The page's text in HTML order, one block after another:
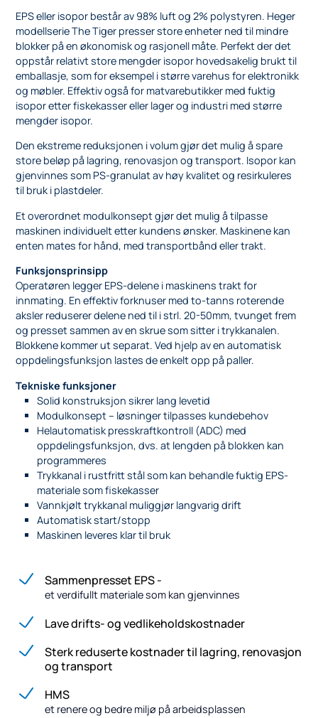
EPS eller isopor består av 98% luft og 2% polystyren. Heger
modellserie The Tiger presser store enheter ned til mindre
blokker på en økonomisk og rasjonell måte. Perfekt der det
oppstår relativt store mengder isopor hovedsakelig brukt til
emballasje, som for eksempel i større varehus for elektronikk
og møbler. Effektiv også for matvarebutikker med fuktig
isopor etter fiskekasser eller lager og industri med større
mengder isopor.
Den ekstreme reduksjonen i volum gjør det mulig å spare
store beløp på lagring, renovasjon og transport. Isopor kan
gjenvinnes som PS-granulat av høy kvalitet og resirkuleres
til bruk i plastdeler.
Et overordnet modulkonsept gjør det mulig å tilpasse
maskinen individuelt etter kundens ønsker. Maskinene kan
enten mates for hånd, med transportbånd eller trakt.
Funksjonsprinsipp
Operatøren legger EPS-delene i maskinens trakt for
innmating. En effektiv forknuser med to-tanns roterende
aksler reduserer delene ned til i strl. 20-50mm, tvunget frem
og presset sammen av en skrue som sitter i trykkanalen.
Blokkene kommer ut separat. Ved hjelp av en automatisk
oppdelingsfunksjon lastes de enkelt opp på paller.
Tekniske funksjoner
Solid konstruksjon sikrer lang levetid
Modulkonsept – løsninger tilpasses kundebehov
Helautomatisk presskraftkontroll (ADC) med
oppdelingsfunksjon, dvs. at lengden på blokken kan
programmeres
Trykkanal i rustfritt stål som kan behandle fuktig EPS-
materiale som fiskekasser
Vannkjølt trykkanal muliggjør langvarig drift
Automatisk start/stopp
Maskinen leveres klar til bruk
Sammenpresset EPS -
et verdifullt materiale som kan gjenvinnes
Lave drifts- og vedlikeholdskostnader
Sterk reduserte kostnader til lagring, renovasjon
og transport
HMS
et renere og bedre miljø på arbeidsplassen